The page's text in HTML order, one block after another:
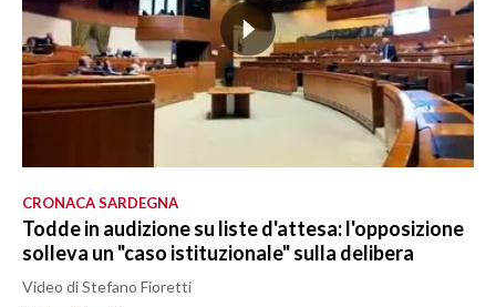
CRONACA SARDEGNA
Todde in audizione su liste d'attesa: l'opposizione
solleva un "caso istituzionale" sulla delibera
Video di Stefano Fioretti